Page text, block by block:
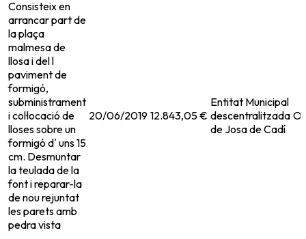
Consisteix en
arrancar part de
la plaça
malmesa de
llosa i del l
paviment de
formigó,
subministrament
i col·locació de
lloses sobre un
formigó d' uns 15
cm. Desmuntar
la teulada de la
font i reparar-la
de nou rejuntat
les parets amb
pedra vista
20/06/2019 12.843,05 €
Entitat Municipal
descentralitzada
de Josa de Cadí